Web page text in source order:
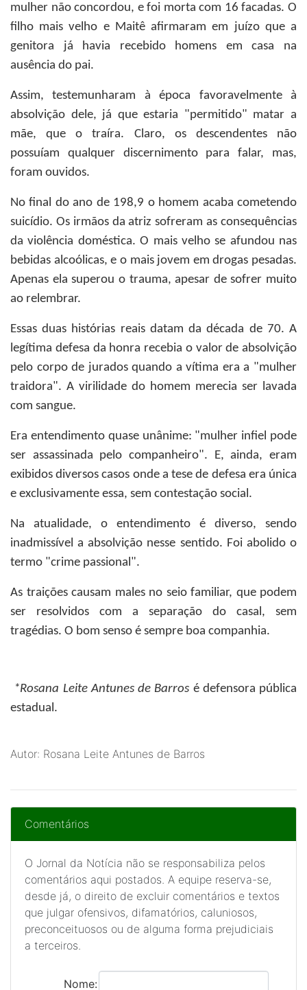
mulher não concordou, e foi morta com 16 facadas. O
filho mais velho e Maitê afirmaram em juízo que a
genitora já havia recebido homens em casa na
ausência do pai.
Assim, testemunharam à época favoravelmente à
absolvição dele, já que estaria "permitido" matar a
mãe, que o traíra. Claro, os descendentes não
possuíam qualquer discernimento para falar, mas,
foram ouvidos.
No final do ano de 198,9 o homem acaba cometendo
suicídio. Os irmãos da atriz sofreram as consequências
da violência doméstica. O mais velho se afundou nas
bebidas alcoólicas, e o mais jovem em drogas pesadas.
Apenas ela superou o trauma, apesar de sofrer muito
ao relembrar.
Essas duas histórias reais datam da década de 70. A
legítima defesa da honra recebia o valor de absolvição
pelo corpo de jurados quando a vítima era a "mulher
traidora". A virilidade do homem merecia ser lavada
com sangue.
Era entendimento quase unânime: "mulher infiel pode
ser assassinada pelo companheiro". E, ainda, eram
exibidos diversos casos onde a tese de defesa era única
e exclusivamente essa, sem contestação social.
Na atualidade, o entendimento é diverso, sendo
inadmissível a absolvição nesse sentido. Foi abolido o
termo "crime passional".
As traições causam males no seio familiar, que podem
ser resolvidos com a separação do casal, sem
tragédias. O bom senso é sempre boa companhia.
*Rosana Leite Antunes de Barros é defensora pública
estadual.
Autor: Rosana Leite Antunes de Barros
Comentários
O Jornal da Notícia não se responsabiliza pelos
comentários aqui postados. A equipe reserva-se,
desde já, o direito de excluir comentários e textos
que julgar ofensivos, difamatórios, caluniosos,
preconceituosos ou de alguma forma prejudiciais
a terceiros.
Nome: